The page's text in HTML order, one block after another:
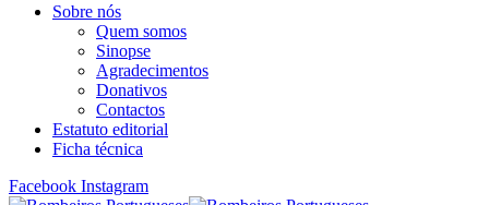
Sobre nós
Quem somos
Sinopse
Agradecimentos
Donativos
Contactos
Estatuto editorial
Ficha técnica
Facebook Instagram